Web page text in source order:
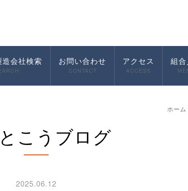
会社検索 お問い合わせ
CONTACT
アクセス
ACCESS
組
ホーム
こうブログ
2025.06.12